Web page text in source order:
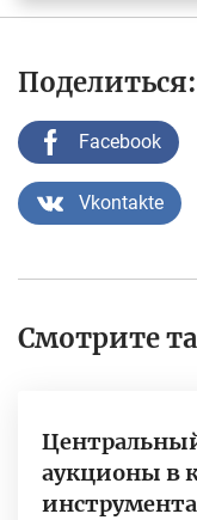
Поделиться:
Facebook
Vkontakte
Смотрите
аукционы в